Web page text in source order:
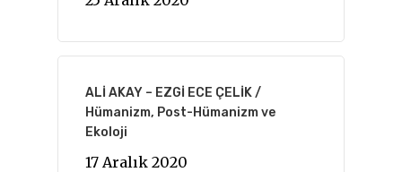
ALİ AKAY – EZGİ ECE ÇELİK /
Hümanizm, Post-Hümanizm ve
Ekoloji
17 Aralık 2020